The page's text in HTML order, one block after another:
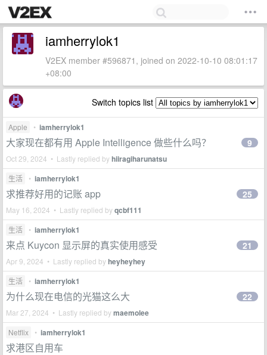
iamherrylok1
V2EX member #596871, joined on 2022-10-10 08:01:17
+08:00
Switch topics list
Apple • iamherrylok1
大家现在都有用 Apple Intelligence 做些什么吗？
Oct 29, 2024 • Lastly replied byhiiragiharunatsu
9
生活 • iamherrylok1
求推荐好用的记账 app
May 16, 2024 • Lastly replied byqcbf111
25
生活 • iamherrylok1
来点 Kuycon 显示屏的真实使用感受
Apr 9, 2024 • Lastly replied byheyheyhey
21
生活 • iamherrylok1
为什么现在电信的光猫这么大
Mar 27, 2024 • Lastly replied bymaemolee
22
Netflix • iamherrylok1
求港区自用车